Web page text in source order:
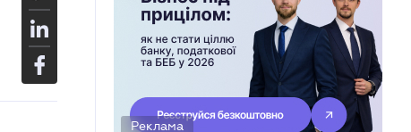
Реклама